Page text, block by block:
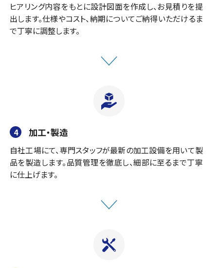
ヒアリング内容をもとに設計図面を作成し、お見積りを提
出します。仕様やコスト、納期についてご納得いただけるま
で丁寧に調整します。
4 加工・製造
自社工場にて、専門スタッフが最新の加工設備を用いて製
品を製造します。品質管理を徹底し、細部に至るまで丁寧
に仕上げます。